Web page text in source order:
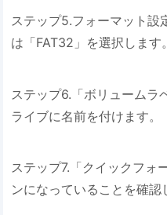
ステップ5.フォーマット設
は「FAT32」を選択します。
ステップ6.「ボリュームラ
ライブに名前を付けます。
ステップ7.「クイックフォ
ンになっていることを確認